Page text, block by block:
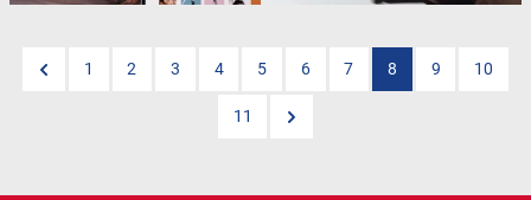
1 2 3 4 5 6 7 8 9 10
11